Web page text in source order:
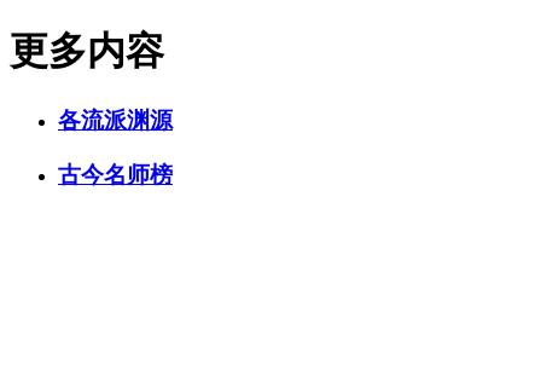
更多内容
各流派渊源
古今名师榜